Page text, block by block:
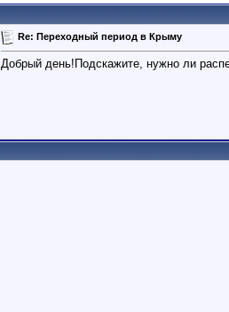
Re: Переходный период в Крыму
Добрый день!Подскажите, нужно ли